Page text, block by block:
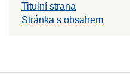
Titulní strana
Stránka s obsahem